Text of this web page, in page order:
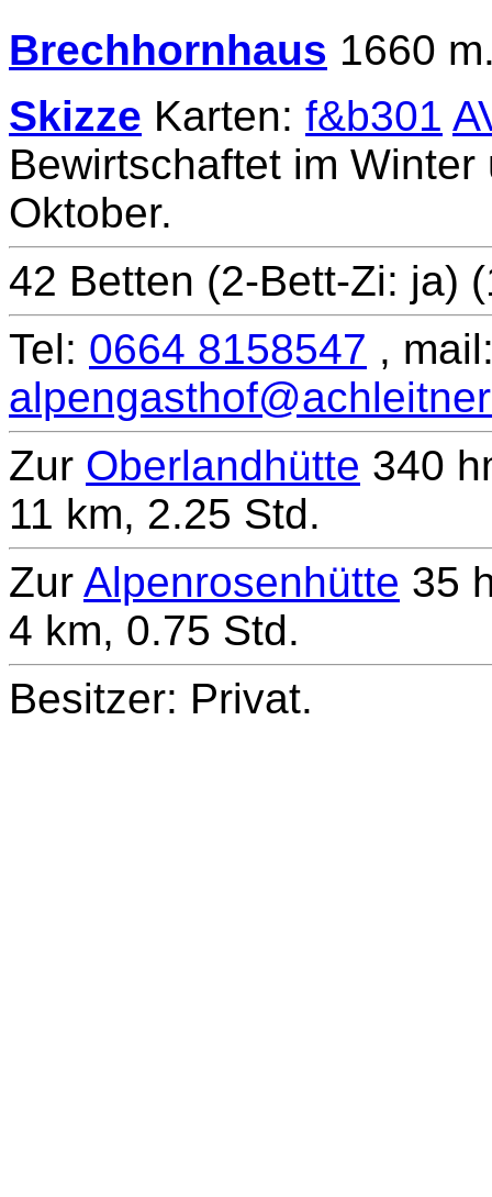
Brechhornhaus 1660
Skizze Karten: f&b301
Bewirtschaftet im
Oktober.
42 Betten (2-Bett-Zi: ja)
Tel: 0664 8158547 ,
Zur Oberlandhütte 340
11 km, 2.25 Std.
Zur Alpenrosenhütte 35
4 km, 0.75 Std.
Besitzer: Privat.